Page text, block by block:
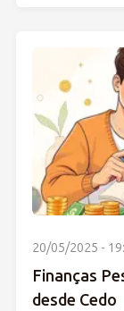
20/05/2025 -
Finanças
desde Cedo